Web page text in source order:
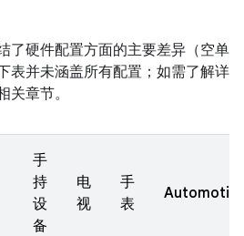
了硬件配置方面的主要差异（空单
表并未涵盖所有配置；如需了解详
关章节。
手
持
设
备
电
视
手
表